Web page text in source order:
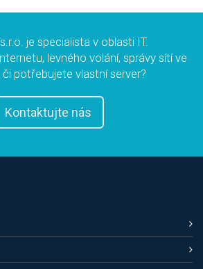
je specialista v oblasti IT.
levného volání, správy sítí ve
potřebujete vlastní server?
Kontaktujte nás